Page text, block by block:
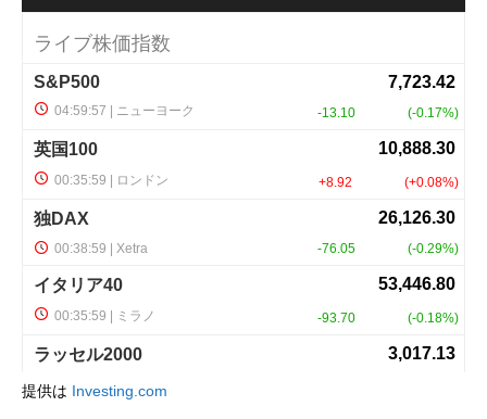
提供は Investing.com